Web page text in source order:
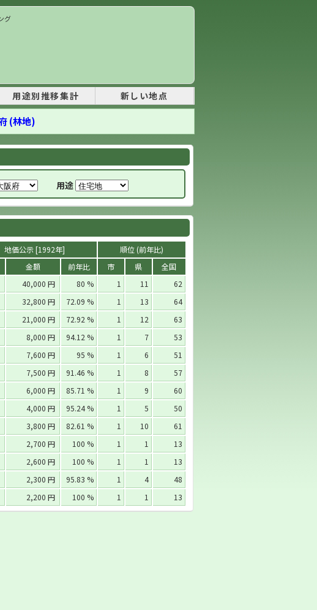
グ
用途別推移集計 新しい地点
(林地)
用途
地価公示 [1992年]
順位 (前年比)
金額 前年比 市 県
全国
40,000 円 80 % 1 11
62
32,800 円 72.09 % 1 13
64
21,000 円 72.92 % 1 12
63
8,000 円 94.12 % 1 7
53
7,600 円 95 % 1 6
51
7,500 円 91.46 % 1 8
57
6,000 円 85.71 % 1 9
60
4,000 円 95.24 % 1 5
50
3,800 円 82.61 % 1 10
61
2,700 円 100 % 1 1
13
2,600 円 100 % 1 1
13
2,300 円 95.83 % 1 4
48
2,200 円 100 % 1 1 13